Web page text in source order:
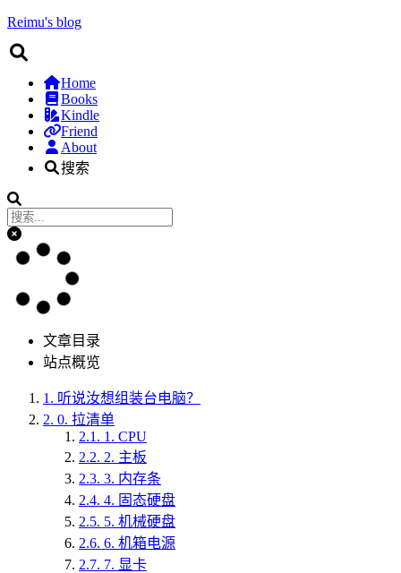
Reimu's blog
Home
Books
Kindle
Friend
About
搜索
文章目录
站点概览
1. 听说汝想组装台电脑？
2. 0. 拉清单
2.1. 1. CPU
2.2. 2. 主板
2.3. 3. 内存条
2.4. 4. 固态硬盘
2.5. 5. 机械硬盘
2.6. 6. 机箱电源
2.7. 7. 显卡